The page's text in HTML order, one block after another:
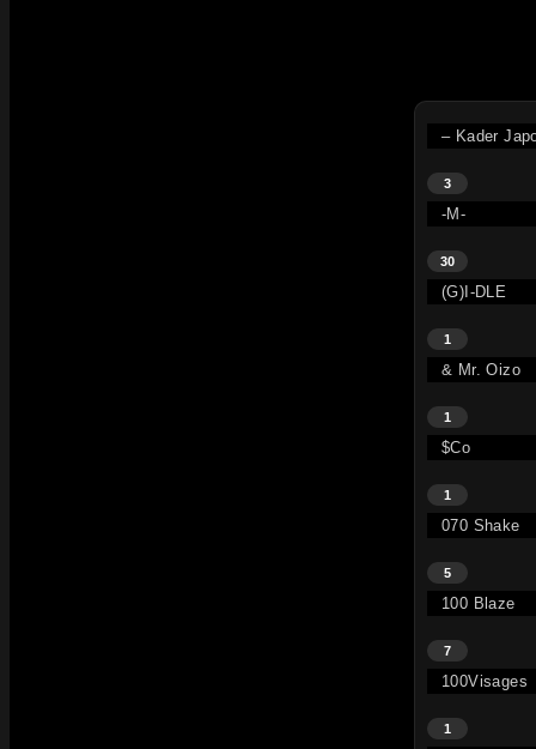
– Kader
3
-M-
30
(G)I-DLE
1
& Mr. Oizo
1
$co
1
070 Shake
5
100 Blaze
7
100Visages
1